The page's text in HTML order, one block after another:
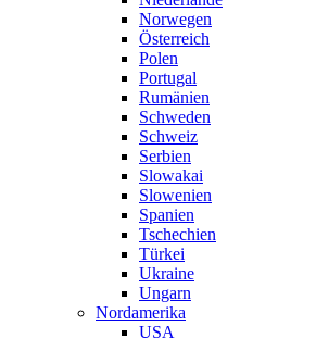
Norwegen
Österreich
Polen
Portugal
Rumänien
Schweden
Schweiz
Serbien
Slowakai
Slowenien
Spanien
Tschechien
Türkei
Ukraine
Ungarn
Nordamerika
USA